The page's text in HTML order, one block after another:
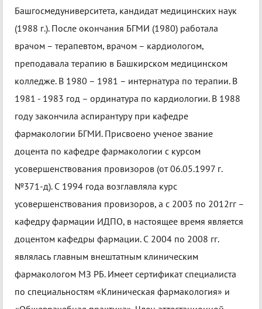
Башгосмедуниверситета, кандидат медицинских наук
(1988 г.). После окончания БГМИ (1980) работала
врачом – терапевтом, врачом – кардиологом,
преподавала терапию в Башкирском медицинском
колледже. В 1980 – 1981 – интернатура по терапии. В
1981 - 1983 год – ординатура по кардиологии. В 1988
году закончила аспирантуру при кафедре
фармакологии БГМИ. Присвоено ученое звание
доцента по кафедре фармакологии с курсом
усовершенствования провизоров (от 06.05.1997 г.
№371-д). С 1994 года возглавляла курс
усовершенствования провизоров, а с 2003 по 2012гг –
кафедру фармации ИДПО, в настоящее время является
доцентом кафедры фармации. С 2004 по 2008 гг.
являлась главным внештатным клиническим
фармакологом МЗ РБ. Имеет сертификат специалиста
по специальностям «Клиническая фармакология» и